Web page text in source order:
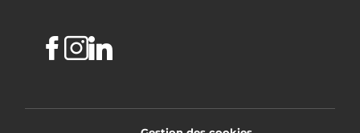
Facebook
Instagram
Linkedin